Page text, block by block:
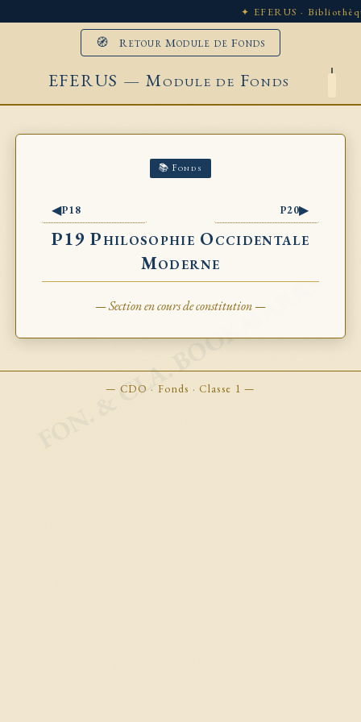
FON. & CLA. BOOKMARKS
✦ EFERUS ·
🧭 Retour Module de Fonds
EFERUS — Module de Fonds
📚 Fonds
◀P18 P20▶
P19 Philosophie Occidentale
Moderne
— Section en cours de constitution —
— CDO · Fonds · Classe 1 —